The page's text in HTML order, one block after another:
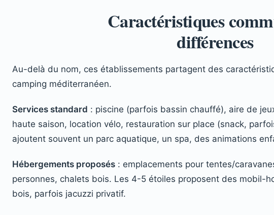
Caractéristiques
différences
Au-delà du nom, ces établissements partagent des
camping méditerranéen.
Services standard : piscine (parfois bassin chauffé), aire de
haute saison, location vélo, restauration sur place (snack,
ajoutent souvent un parc aquatique, un spa, des animations
Hébergements proposés : emplacements pour tentes/
personnes, chalets bois. Les 4-5 étoiles proposent des mobil-
bois, parfois jacuzzi privatif.